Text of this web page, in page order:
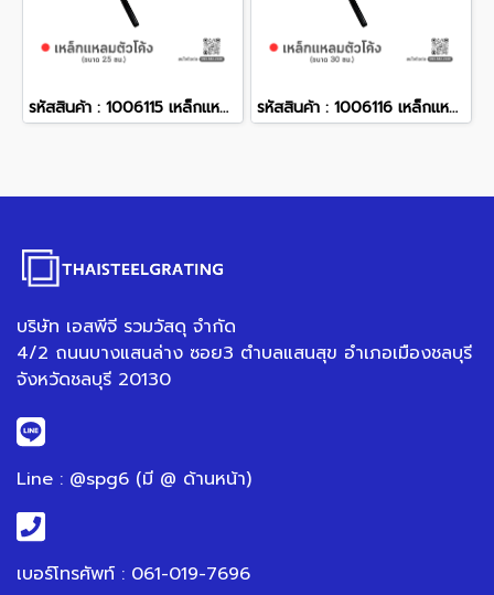
รหัสสินค้า : 1006115 เหล็กแหลมตัวโค้ง (25 ซม.) รหัสสินค้า : 1006116 เหล็กแหลมตัวโค้ง (30 ซม.)
บริษัท เอสพีจี รวมวัสดุ จำกัด
4/2 ถนนบางแสนล่าง ซอย3 ตำบลแสนสุข อำเภอเมืองชลบุรี
จังหวัดชลบุรี 20130
Line : @spg6 (มี @ ด้านหน้า)
เบอร์โทรศัพท์ : 061-019-7696